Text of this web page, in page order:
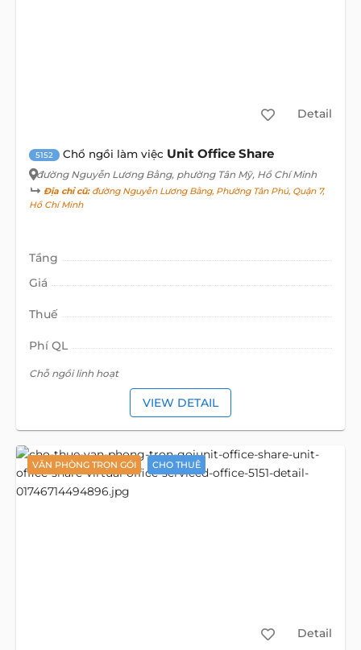
Detail
5152 Chổ ngồi làm việc Unit Office Share
đường Nguyễn Lương Bằng, phường Tân Mỹ, Hồ Chí Minh
Địa chỉ cũ:đường Nguyễn Lương Bằng, Phường Tân Phú, Quận 7,
Hồ Chí Minh
Tầng
Giá
Thuế
Phí QL
Chỗ ngồi linh hoạt
VIEW DETAIL
VĂN PHÒNG TRỌN GÓI CHO THUÊ
Detail